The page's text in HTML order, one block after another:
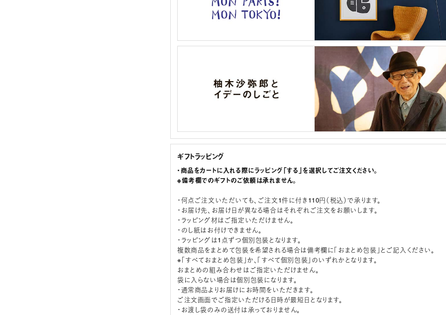
ギフトラッピング
・商品をカートに入れる際にラッピング「する」を選択してご注文ください。
※備考欄でのギフトのご依頼は承れません。
・何点ご注文いただいても、ご注文1件に付き110円（税込）で承ります。
・お届け先、お届け日が異なる場合はそれぞれご注文をお願いします。
・ラッピング材はご指定いただけません。
・のし紙はお付けできません。
・ラッピングは1点ずつ個別包装となります。
複数商品をまとめて包装を希望される場合は備考欄に「おまとめ包装」とご記入ください。
※「すべておまとめ包装」か、「すべて個別包装」のいずれかとなります。
おまとめの組み合わせはご指定いただけません。
袋に入らない場合は個別包装になります。
・通常商品よりお届けにお時間をいただきます。
ご注文画面でご指定いただける日時が最短日となります。
・お渡し袋のみの送付は承っておりません。